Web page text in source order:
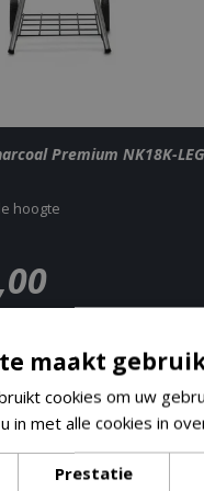
Premium NK18K-
00
hoogte
kiezen voor
houtskoolbarbecue
luchtregeling en
wilt grillen
maakt
cookies om uw
in met alle cookies in
Prestatie